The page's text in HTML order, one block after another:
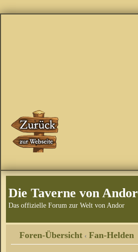
Die Taverne von Andor
Das offizielle Forum zur Welt von Andor
Foren-Übersicht ‹ Fan-Helden